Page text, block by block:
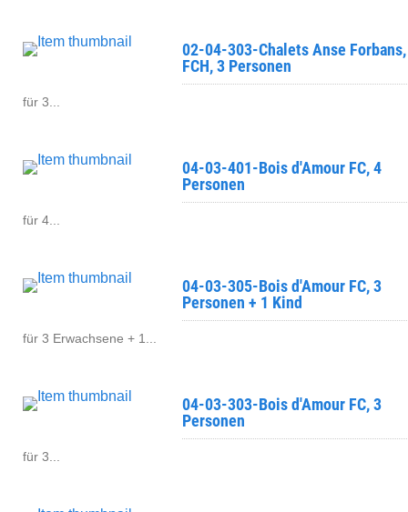
02-04-303-Chalets Anse Forbans,
FCH, 3 Personen
für 3...
04-03-401-Bois d'Amour FC, 4
Personen
für 4...
04-03-305-Bois d'Amour FC, 3
Personen + 1 Kind
für 3 Erwachsene + 1...
04-03-303-Bois d'Amour FC, 3
Personen
für 3...